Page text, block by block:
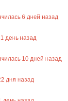
6 дней назад
день назад
10 дней назад
дня назад